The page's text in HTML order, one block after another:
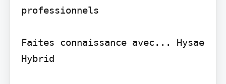
professionnels
Faites connaissance avec... Hysae
Hybrid